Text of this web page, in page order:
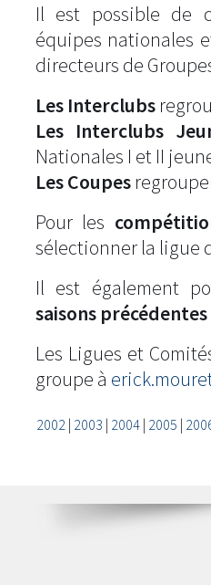
Il est possible de
équipes nationales
directeurs de
Les Interclubs
Les Interclubs
Nationales I et II
Les Coupes
Pour les
sélectionner la ligue
Il est également
saisons précédentes
Les Ligues et
groupe à
2002| 2003 | 2004| 2005 |